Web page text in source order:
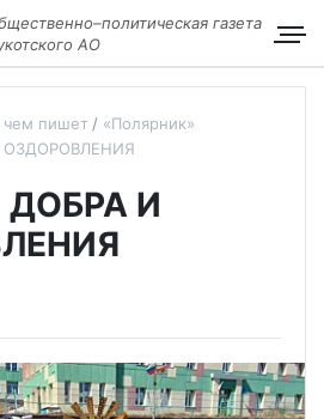
газета
АО
чем пишет
«Полярник»
И